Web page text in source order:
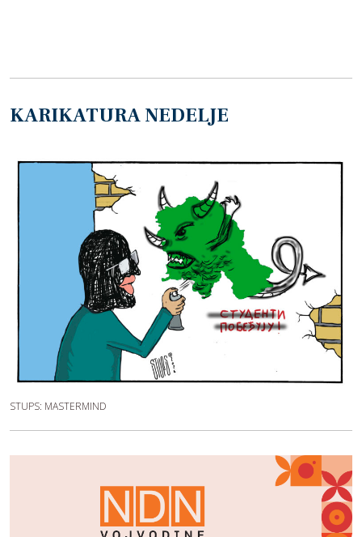
KARIKATURA NEDELJE
STUPS: MASTERMIND